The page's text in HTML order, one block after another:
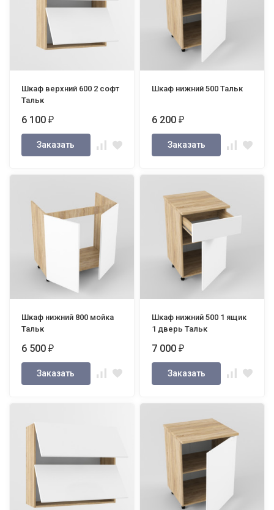
Шкаф верхний 600 2 софт
Тальк
6 100₽
Заказать
Шкаф нижний 500 Тальк
6 200₽
Заказать
Шкаф нижний 800 мойка
Тальк
6 500₽
Заказать
Шкаф нижний 500 1 ящик
1 дверь Тальк
7 000₽
Заказать